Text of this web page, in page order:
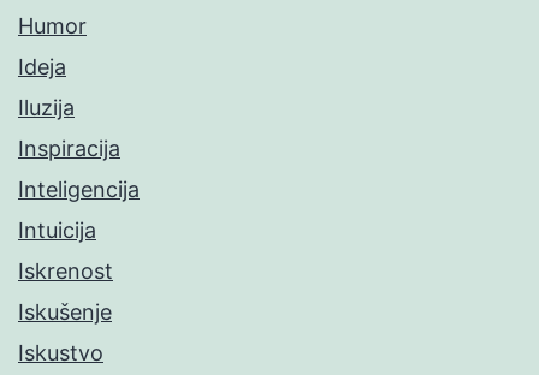
Humor
Ideja
Iluzija
Inspiracija
Inteligencija
Intuicija
Iskrenost
Iskušenje
Iskustvo